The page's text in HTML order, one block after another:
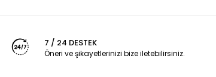
7 / 24 DESTEK
Öneri ve şikayetlerinizi bize iletebilirsiniz.